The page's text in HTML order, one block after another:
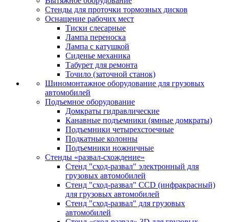
Стенды для проточки тормозных дисков
Оснащение рабочих мест
Тиски слесарные
Лампа переноска
Лампа с катушкой
Сиденье механика
Табурет для ремонта
Точило (заточной станок)
Шиномонтажное оборудование для грузовых
автомобилей
Подъемное оборудование
Домкраты гидравлические
Канавные подъемники (ямные домкраты)
Подъемники четырехстоечные
Подкатные колонны
Подъемники ножничные
Стенды «развал-схождение»
Стенд "сход-развал" электронный для
грузовых автомобилей
Стенд "сход-развал" CCD (инфракрасный)
для грузовых автомобилей
Стенд "сход-развал" для грузовых
автомобилей